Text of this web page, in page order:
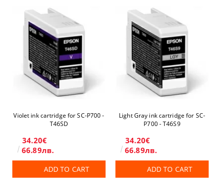
Violet ink cartridge for SC-P700 -
T46SD
34.20€
66.89лв.
ADD TO CART
Light Gray ink cartridge for SC-
P700 - T46S9
34.20€
66.89лв.
ADD TO CART